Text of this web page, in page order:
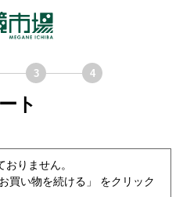
ト
りません。
買い物を続ける」 をクリック